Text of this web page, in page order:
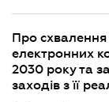
Про схвалення
електронних
2030 року та
заходів з її